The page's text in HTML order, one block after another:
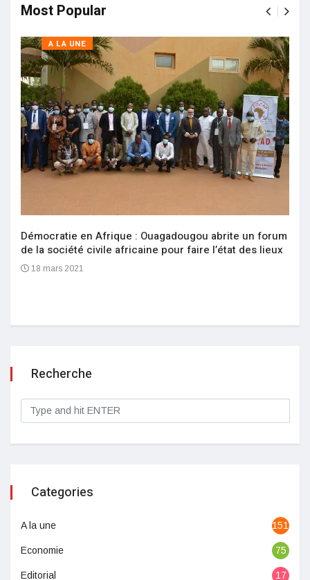
Most Popular
A LA UNE
Démocratie en Afrique : Ouagadougou abrite un forum
de la société civile africaine pour faire l’état des lieux
18 mars 2021
Recherche
Categories
A la une 1513
Economie 75
Editorial 17